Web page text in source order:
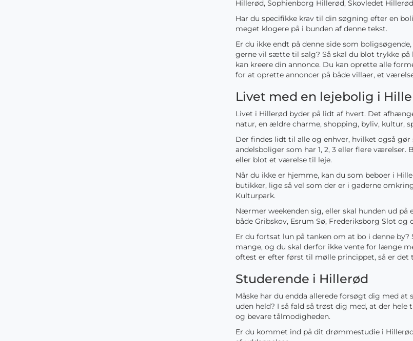
Hillerød, Sophienborg Hillerød, Skovledet
Har du specifikke krav til din søgning efter en
meget klogere på i bunden af denne tekst.
Er du ikke endt på denne side som
gerne vil sætte til salg? Så skal du blot trykke
kan kreere din annonce. Du kan oprette alle
for at oprette annoncer på både villaer, et
Livet med en lejebolig i
Livet i Hillerød byder på lidt af hvert. Det
natur, en ældre charme, shopping, byliv, kultur,
Der findes lidt til alle og enhver, hvilket også
andelsboliger som har 1, 2, 3 eller flere
eller blot et værelse til leje.
Når du ikke er hjemme, kan du som beboer i
butikker, lige så vel som der er i gaderne
Kulturpark.
Nærmer weekenden sig, eller skal hunden ud
både Gribskov, Esrum Sø, Frederiksborg Slot
Er du fortsat lun på tanken om at bo i denne
mange, og du skal derfor ikke vente for længe
oftest er efter først til mølle princippet, så er
Studerende i Hillerød
Måske har du endda allerede forsøgt dig med
uden held? I så fald så trøst dig med, at der
og bevare tålmodigheden.
Er du kommet ind på dit drømmestudie i